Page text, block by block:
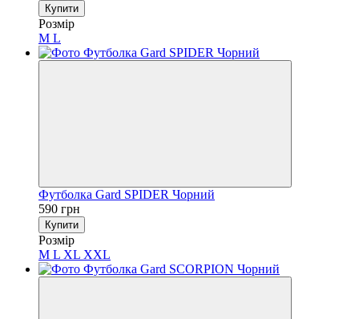
Купити
Розмір
M L
Футболка Gard SPIDER Чорний
590 грн
Купити
Розмір
M L XL XXL